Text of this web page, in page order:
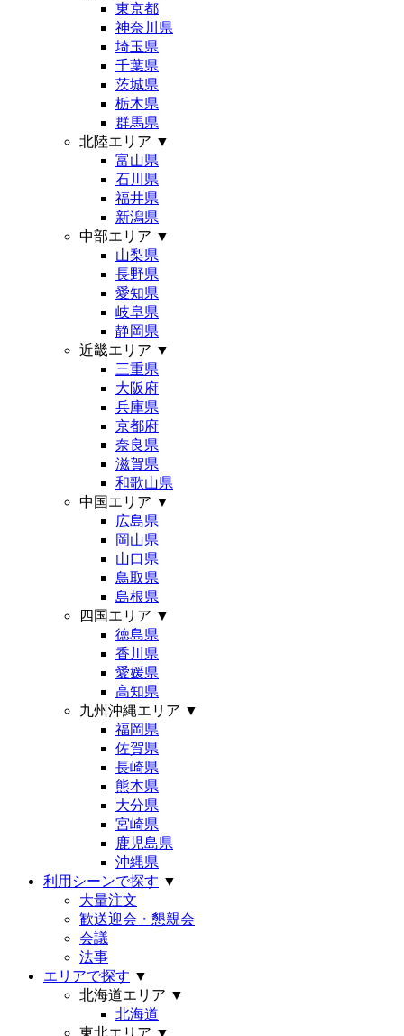
東京都
神奈川県
埼玉県
千葉県
茨城県
栃木県
群馬県
北陸エリア ▼
富山県
石川県
福井県
新潟県
中部エリア ▼
山梨県
長野県
愛知県
岐阜県
静岡県
近畿エリア ▼
三重県
大阪府
兵庫県
京都府
奈良県
滋賀県
和歌山県
中国エリア ▼
広島県
岡山県
山口県
鳥取県
島根県
四国エリア ▼
徳島県
香川県
愛媛県
高知県
九州沖縄エリア ▼
福岡県
佐賀県
長崎県
熊本県
大分県
宮崎県
鹿児島県
沖縄県
利用シーンで探す ▼
大量注文
歓送迎会・懇親会
会議
法事
エリアで探す ▼
北海道エリア ▼
北海道
東北エリア ▼